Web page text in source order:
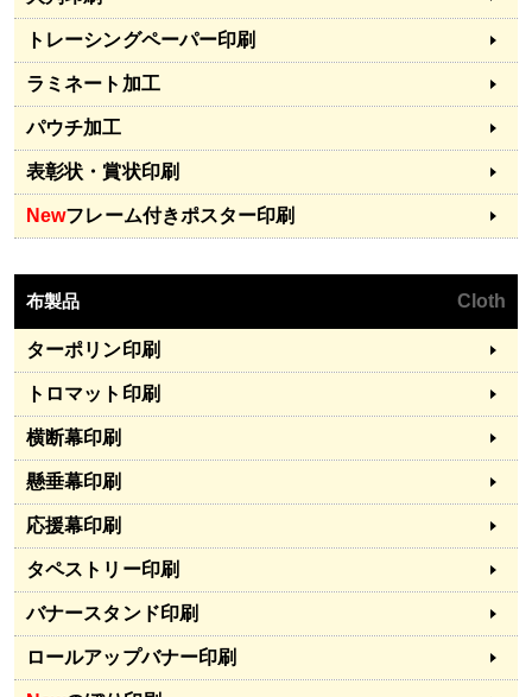
トレーシングペーパー印刷
ラミネート加工
パウチ加工
表彰状・賞状印刷
Newフレーム付きポスター印刷
布製品 Cloth
ターポリン印刷
トロマット印刷
横断幕印刷
懸垂幕印刷
応援幕印刷
タペストリー印刷
バナースタンド印刷
ロールアップバナー印刷